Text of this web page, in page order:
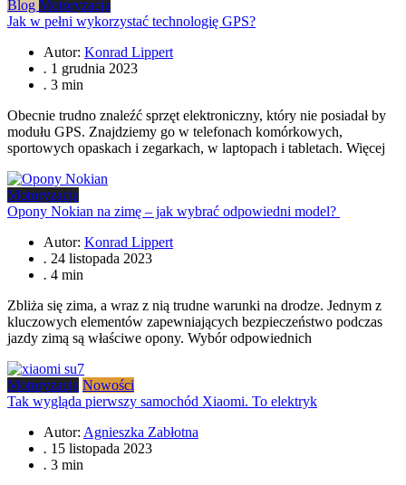
Blog Motoryzacja
Jak w pełni wykorzystać technologię GPS?
Autor: Konrad Lippert
. 1 grudnia 2023
. 3 min
Obecnie trudno znaleźć sprzęt elektroniczny, który nie posiadał by
modułu GPS. Znajdziemy go w telefonach komórkowych,
sportowych opaskach i zegarkach, w laptopach i tabletach. Więcej
Motoryzacja
Opony Nokian na zimę – jak wybrać odpowiedni model?
Autor: Konrad Lippert
. 24 listopada 2023
. 4 min
Zbliża się zima, a wraz z nią trudne warunki na drodze. Jednym z
kluczowych elementów zapewniających bezpieczeństwo podczas
jazdy zimą są właściwe opony. Wybór odpowiednich
Motoryzacja Nowości
Tak wygląda pierwszy samochód Xiaomi. To elektryk
Autor: Agnieszka Zabłotna
. 15 listopada 2023
. 3 min